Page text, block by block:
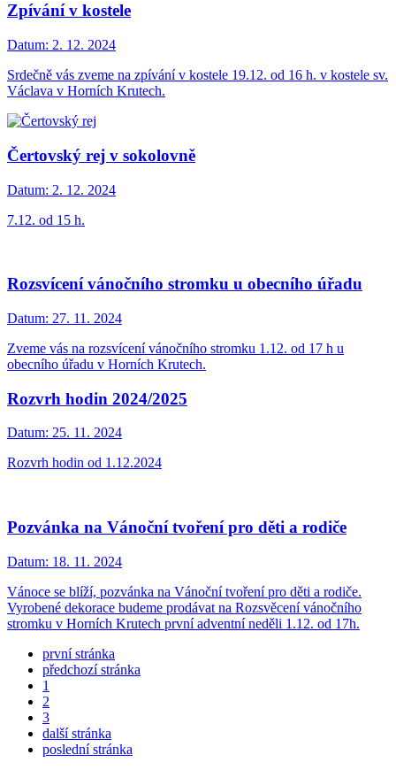
Zpívání v kostele
Datum: 2. 12. 2024
Srdečně vás zveme na zpívání v kostele 19.12. od 16 h. v kostele sv.
Václava v Horních Krutech.
Čertovský rej v sokolovně
Datum: 2. 12. 2024
7.12. od 15 h.
Rozsvícení vánočního stromku u obecního úřadu
Datum: 27. 11. 2024
Zveme vás na rozsvícení vánočního stromku 1.12. od 17 h u
obecního úřadu v Horních Krutech.
Rozvrh hodin 2024/2025
Datum: 25. 11. 2024
Rozvrh hodin od 1.12.2024
Pozvánka na Vánoční tvoření pro děti a rodiče
Datum: 18. 11. 2024
Vánoce se blíží, pozvánka na Vánoční tvoření pro děti a rodiče.
Vyrobené dekorace budeme prodávat na Rozsvěcení vánočního
stromku v Horních Krutech první adventní neděli 1.12. od 17h.
první stránka
předchozí stránka
1
2
3
další stránka
poslední stránka